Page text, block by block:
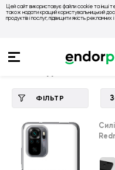
Цей сайт використовує файли cookie та інші
також надати кращий користувальницький
продуктів і послуг, підвищити якість
💙
ФІЛЬТР